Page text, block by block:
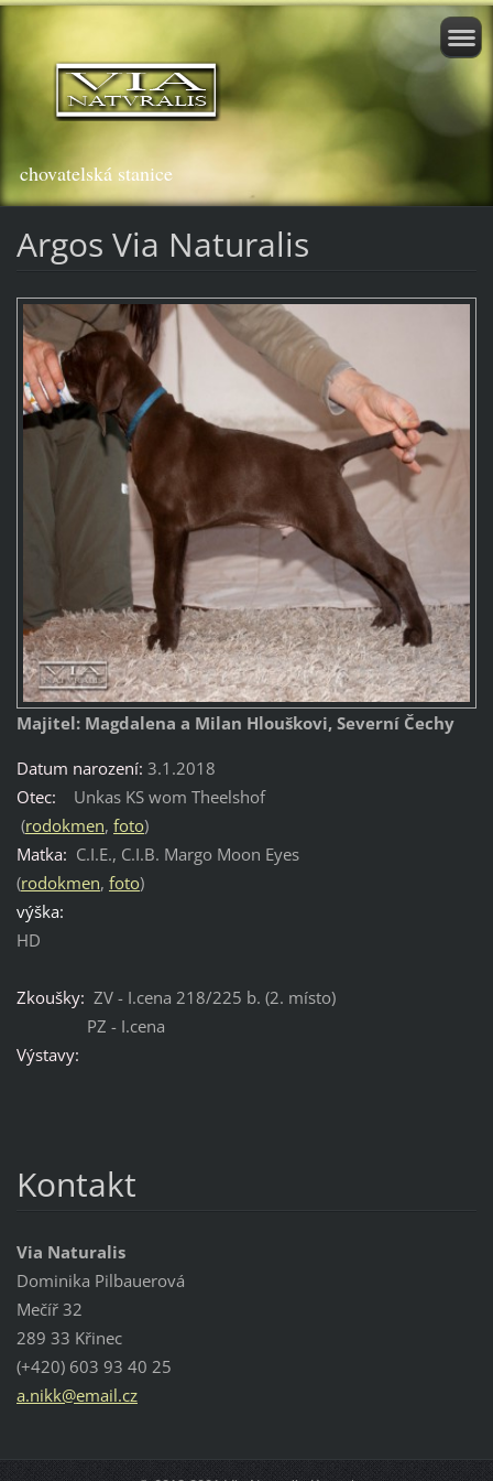
chovatelská stanice
Argos Via Naturalis
Majitel: Magdalena a Milan Hlouškovi, Severní Čechy
Datum narození: 3.1.2018
Otec:
Unkas KS wom Theelshof
(rodokmen, foto)
Matka: C.I.E., C.I.B. Margo Moon Eyes
(rodokmen, foto)
výška:
HD
Zkoušky: ZV - I.cena 218/225 b. (2. místo)
PZ - I.cena
Výstavy:
Kontakt
Via Naturalis
Dominika Pilbauerová
Mečíř 32
289 33 Křinec
(+420) 603 93 40 25
a.nikk@email.cz